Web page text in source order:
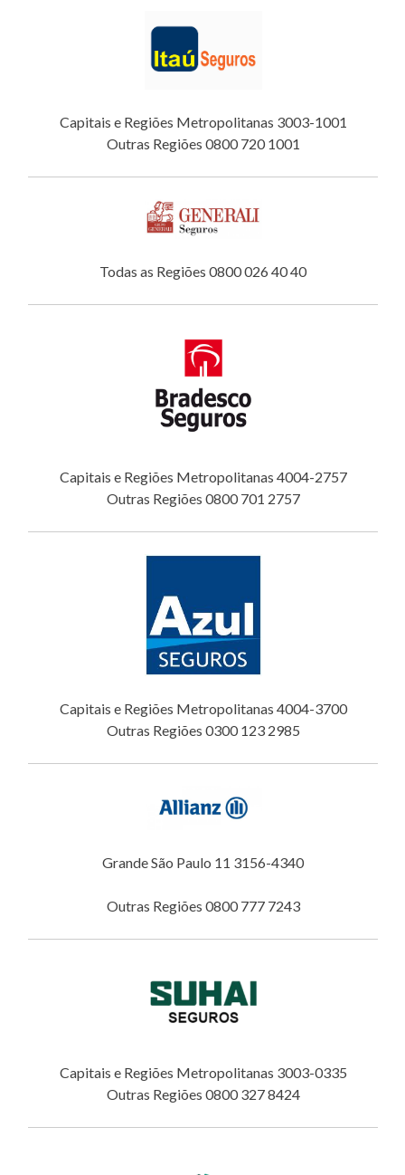
Capitais e Regiões Metropolitanas 3003-1001
Outras Regiões 0800 720 1001
Todas as Regiões 0800 026 40 40
Capitais e Regiões Metropolitanas 4004-2757
Outras Regiões 0800 701 2757
Capitais e Regiões Metropolitanas 4004-3700
Outras Regiões 0300 123 2985
Grande São Paulo 11 3156-4340
Outras Regiões 0800 777 7243
Capitais e Regiões Metropolitanas 3003-0335
Outras Regiões 0800 327 8424